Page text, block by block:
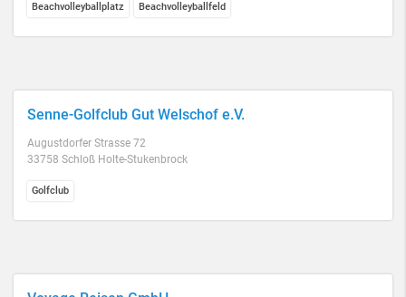
Beachvolleyballplatz Beachvolleyballfeld
Senne-Golfclub Gut Welschof e.V.
Augustdorfer Strasse 72
33758 Schloß Holte-Stukenbrock
Golfclub